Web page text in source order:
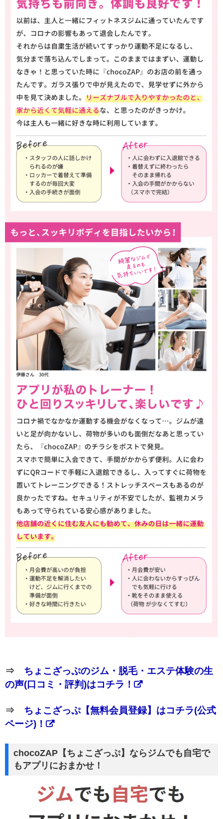
⇒ ちょこざっぷのジム・脱毛・エステ体験の生
の声(口コミ・評判)はコチラ！
⇒ ちょこざっぷ【無料会員登録】はコチラ(公式
ページ)！
chocoZAP【ちょこざっぷ】ならジムでも自宅で
もアプリにおまかせ！